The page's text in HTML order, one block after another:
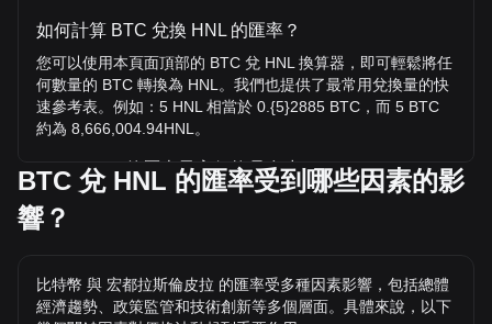
如何計算 BTC 兌換 HNL 的匯率？
您可以使用本頁面頂部的 BTC 兌 HNL 換算器，即可輕鬆將任
何數量的 BTC 轉換為 HNL。我們也提供了最常用兌換量的快
速參考表。例如：5 HNL 相當於 0.{5}2885 BTC，而 5 BTC
約為 8,666,004.94HNL。
BTC / HNL 的歷史最高價格是多少？
的價值是否還會超越目前的歷史最高價呢？讓我們拭目以待。
過去 7 天內，比特幣（BTC）的匯率上升了 2.66%。 過去 1
個月內，比特幣（BTC）兌 宏都拉斯倫皮拉（HNL）的匯率上
BTC 兌 HNL 的匯率受到哪些因素的影
響？
比特幣 與 宏都拉斯倫皮拉 的匯率受多種因素影響，包括總體
經濟趨勢、政策監管和技術創新等多個層面。具體來說，以下